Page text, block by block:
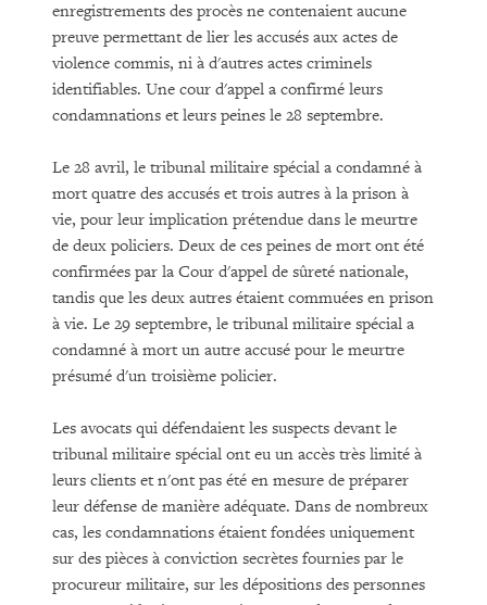
enregistrements des procès ne contenaient aucune
preuve permettant de lier les accusés aux actes de
violence commis, ni à d'autres actes criminels
identifiables. Une cour d'appel a confirmé leurs
condamnations et leurs peines le 28 septembre.
Le 28 avril, le tribunal militaire spécial a condamné à
mort quatre des accusés et trois autres à la prison à
vie, pour leur implication prétendue dans le meurtre
de deux policiers. Deux de ces peines de mort ont été
confirmées par la Cour d'appel de sûreté nationale,
tandis que les deux autres étaient commuées en prison
à vie. Le 29 septembre, le tribunal militaire spécial a
condamné à mort un autre accusé pour le meurtre
présumé d'un troisième policier.
Les avocats qui défendaient les suspects devant le
tribunal militaire spécial ont eu un accès très limité à
leurs clients et n'ont pas été en mesure de préparer
leur défense de manière adéquate. Dans de nombreux
cas, les condamnations étaient fondées uniquement
sur des pièces à conviction secrètes fournies par le
procureur militaire, sur les dépositions des personnes